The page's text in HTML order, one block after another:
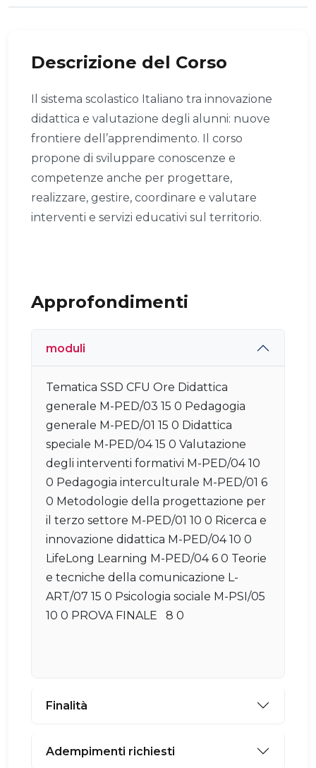
Descrizione del Corso
Il sistema scolastico Italiano tra innovazione
didattica e valutazione degli alunni: nuove
frontiere dell’apprendimento. Il corso
propone di sviluppare conoscenze e
competenze anche per progettare,
realizzare, gestire, coordinare e valutare
interventi e servizi educativi sul territorio.
Approfondimenti
moduli
Tematica SSD CFU Ore Didattica
generale M-PED/03 15 0 Pedagogia
generale M-PED/01 15 0 Didattica
speciale M-PED/04 15 0 Valutazione
degli interventi formativi M-PED/04 10
0 Pedagogia interculturale M-PED/01 6
0 Metodologie della progettazione per
il terzo settore M-PED/01 10 0 Ricerca e
innovazione didattica M-PED/04 10 0
LifeLong Learning M-PED/04 6 0 Teorie
e tecniche della comunicazione L-
ART/07 15 0 Psicologia sociale M-PSI/05
10 0 PROVA FINALE 8 0
Finalità
Adempimenti richiesti